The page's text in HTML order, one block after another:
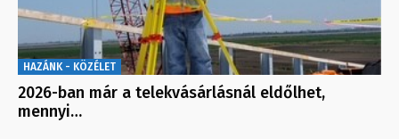
HAZÁNK - KÖZÉLET
2026-ban már a telekvásárlásnál eldőlhet,
mennyi…